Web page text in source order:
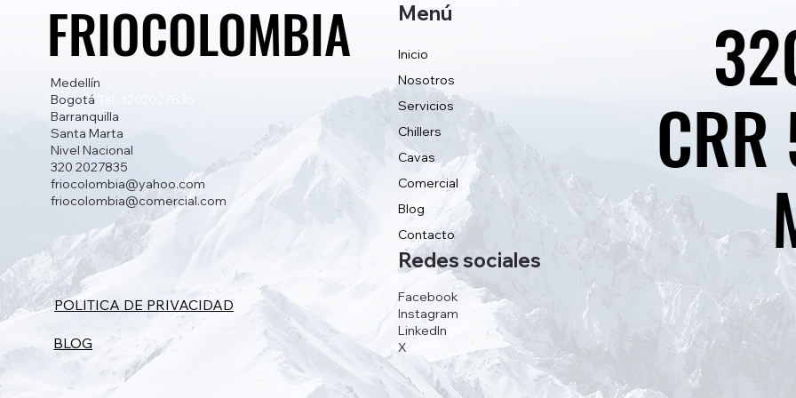
FRIOCOLOMBIA
FRIOCOLOMBIA
Medellín
Bogotá
Barranquilla
Santa Marta
Nivel Nacional
320 2027835
friocolombia@yahoo.com
friocolombia@comercial.com
BLOG
POLITICA DE PRIVACIDAD
Menú
Inicio
Nosotros
Servicios
Chillers
Cavas
Comercial
Blog
Contacto
Redes sociales
Facebook
Instagram
LinkedIn
X